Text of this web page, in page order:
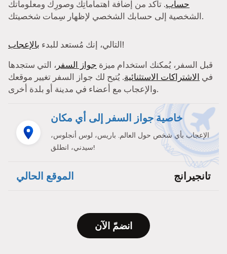
حساب. تأكد من إضافة اهتماماتِك وصورِك ومعلوماتك
الشخصية إلى حسابك الشخصي لإظهار سِمات شخصيتك.
التالي، إنك مُستعد للبدء بالإعجاب
!
قبل السفر، يُمكنك استخدام ميزة جواز السفر ، التي ستجدها
في الاشتراكات الاستثنائية. يُتيح لك جواز السفر تغيير موقعك
والإعجاب مع أعضاء في مدينة أو بلدة أخرى.
خاصية جواز السفر إلى أي مكان
الإعجاب بأي شخص حول العالم. باريس، لوس أنجلوس،
سيدني، انطلق!
الموقع الحالي تانجيرانج
انضمّ الآن